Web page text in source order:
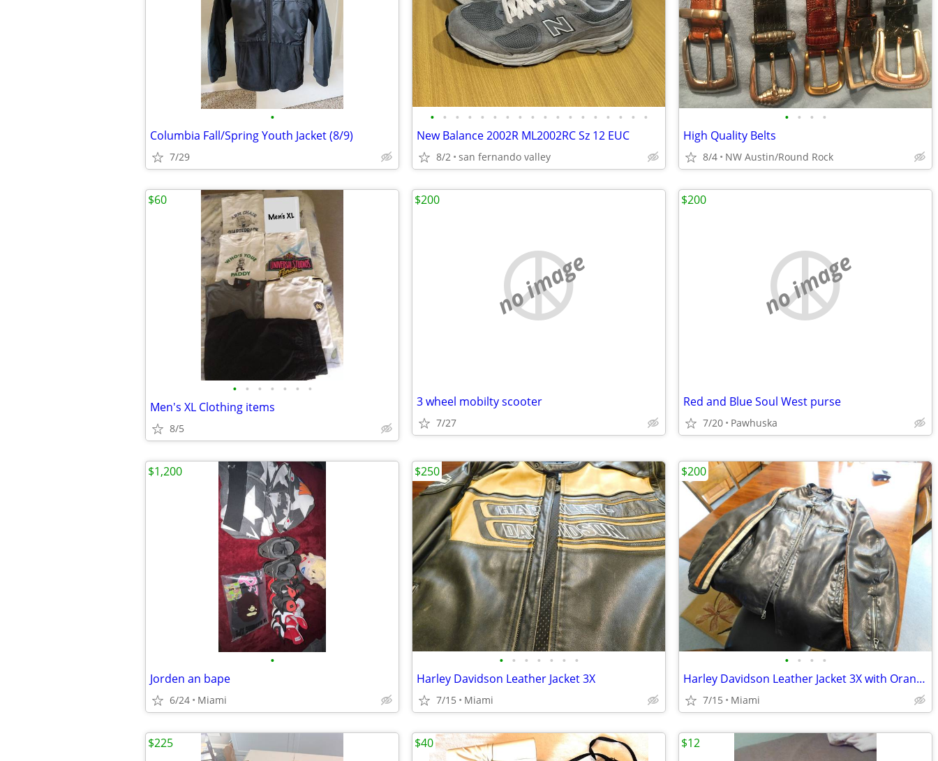
•
Columbia Fall/Spring Youth Jacket (8/9)
7/29
• • • • • • • • • • • • • • • • • •
New Balance 2002R ML2002RC Sz 12 EUC
8/2 san fernando valley
• • • •
High Quality Belts
8/4 NW Austin/Round Rock
• • • • • • •
Men's XL Clothing items
8/5
$60
no image
3 wheel mobilty scooter
7/27
$200
no image
Red and Blue Soul West purse
7/20 Pawhuska
$200
•
Jorden an bape
6/24 Miami
$1,200
• • • • • • •
Harley Davidson Leather Jacket 3X
7/15 Miami
$250
• • • •
Harley Davidson Leather Jacket 3X with Orange & White Stripes
7/15 Miami
$200
$225 $40 $12